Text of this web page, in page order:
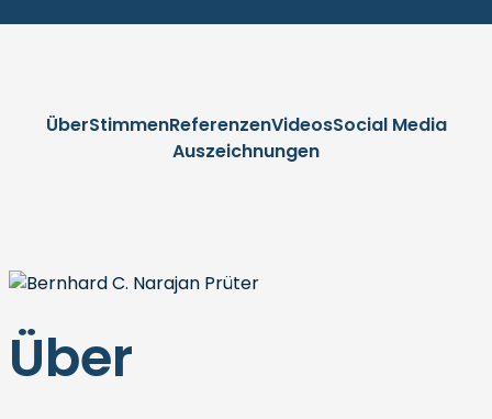
ÜberStimmenReferenzenVideosSocial Media
Auszeichnungen
Über